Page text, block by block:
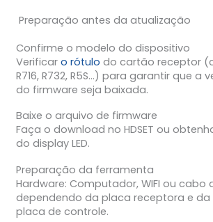
Preparação antes da atualização
Confirme o modelo do dispositivo
Verificar o rótulo do cartão receptor
R716, R732, R5S…) para garantir que a
do firmware seja baixada.
Baixe o arquivo de firmware
Faça o download no HDSET ou
do display LED.
Preparação da ferramenta
Hardware: Computador, WIFI ou cabo
dependendo da placa receptora e
placa de controle.